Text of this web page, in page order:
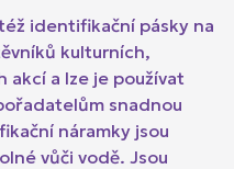
identifikační pásky na
kulturních,
akcí a lze je používat
snadnou
náramky jsou
vůči vodě. Jsou